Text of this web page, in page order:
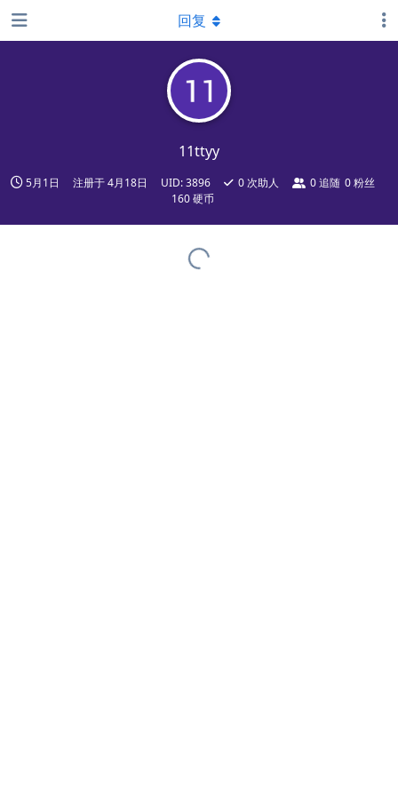
11ttyy
5月1日 注册于4月18日 UID:3896 0次助人 0 追随 0 粉丝
160 硬币
回复